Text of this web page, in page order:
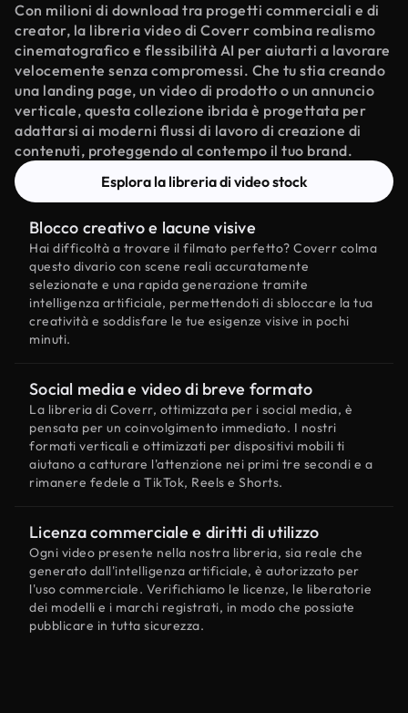
Con milioni di download tra progetti commerciali e di
creator, la libreria video di Coverr combina realismo
cinematografico e flessibilità AI per aiutarti a lavorare
velocemente senza compromessi. Che tu stia creando
una landing page, un video di prodotto o un annuncio
verticale, questa collezione ibrida è progettata per
adattarsi ai moderni flussi di lavoro di creazione di
contenuti, proteggendo al contempo il tuo brand.
Esplora la libreria di video stock
Blocco creativo e lacune visive
Hai difficoltà a trovare il filmato perfetto? Coverr colma
questo divario con scene reali accuratamente
selezionate e una rapida generazione tramite
intelligenza artificiale, permettendoti di sbloccare la tua
creatività e soddisfare le tue esigenze visive in pochi
minuti.
Social media e video di breve formato
La libreria di Coverr, ottimizzata per i social media, è
pensata per un coinvolgimento immediato. I nostri
formati verticali e ottimizzati per dispositivi mobili ti
aiutano a catturare l'attenzione nei primi tre secondi e a
rimanere fedele a TikTok, Reels e Shorts.
Licenza commerciale e diritti di utilizzo
Ogni video presente nella nostra libreria, sia reale che
generato dall'intelligenza artificiale, è autorizzato per
l'uso commerciale. Verifichiamo le licenze, le liberatorie
dei modelli e i marchi registrati, in modo che possiate
pubblicare in tutta sicurezza.